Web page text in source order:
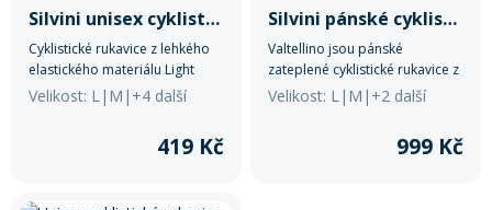
Silvini unisex cyklistické rukavice UA2523 Varena
Cyklistické rukavice z lehkého
elastického materiálu Light
MESH. Dlaň je vyrobena z tenké
broušené umělé kůže se
mají reflexní prvky a pohodlný
Velikost: L|M|+4 další
419 Kč
Silvini pánské cyklistické rukavice MA2302 Valtellino
Valtellino jsou pánské
zateplené cyklistické rukavice z
Softshellu s membránou
Quatroflex Plus, pěnovou dlaní,
elastickou manžetou a
Velikost: L|M|+2 další
999 Kč